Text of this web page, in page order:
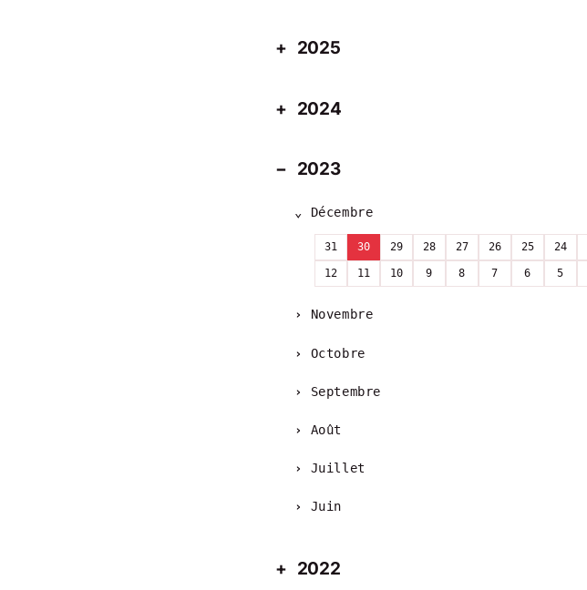
2025
2024
2023
Décembre
31 30 29 28 27 26 25 24
12 11 10 9 8 7 6 5
Novembre
Octobre
Septembre
Août
Juillet
Juin
2022